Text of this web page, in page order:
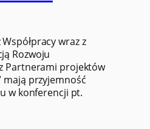
wraz z
Rozwoju
Partnerami projektów
mają przyjemność
w konferencji pt.